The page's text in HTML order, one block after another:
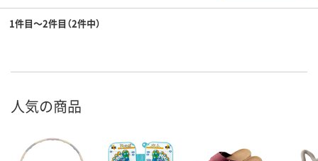
1件目～2件目（2件中）
人気の商品